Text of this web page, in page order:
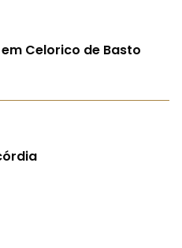
Celorico de Basto